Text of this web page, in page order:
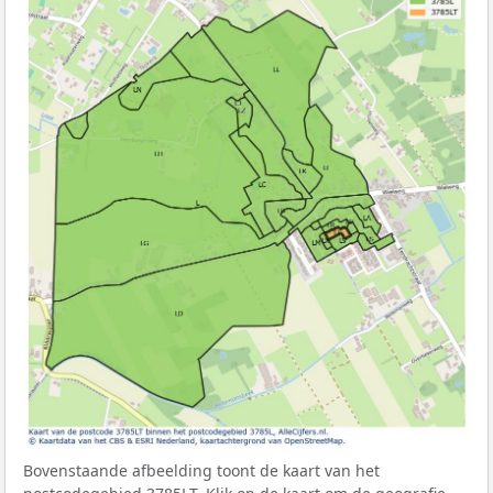
Bovenstaande afbeelding toont de kaart van het